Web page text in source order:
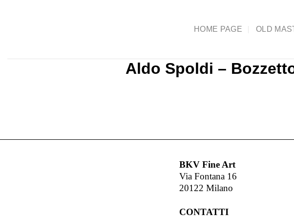
HOME PAGE OLD
Aldo Spoldi –
BKV Fine Art
Via Fontana 16
20122 Milano
CONTATTI